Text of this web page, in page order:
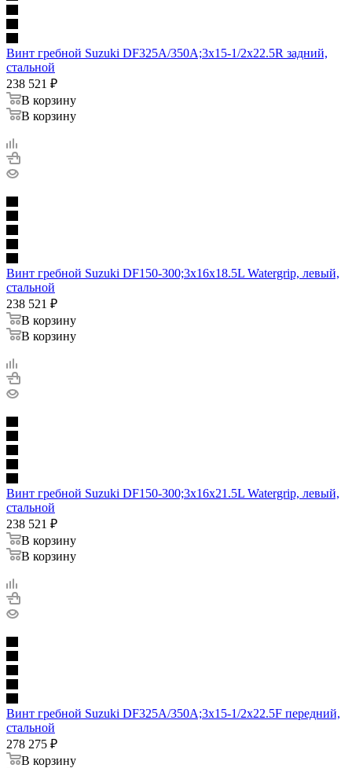
Винт гребной Suzuki DF325A/350A;3x15-1/2x22.5R задний,
стальной
238 521 ₽
В корзину
В корзину
Винт гребной Suzuki DF150-300;3x16x18.5L Watergrip, левый,
стальной
238 521 ₽
В корзину
В корзину
Винт гребной Suzuki DF150-300;3x16x21.5L Watergrip, левый,
стальной
238 521 ₽
В корзину
В корзину
Винт гребной Suzuki DF325A/350A;3x15-1/2x22.5F передний,
стальной
278 275 ₽
В корзину